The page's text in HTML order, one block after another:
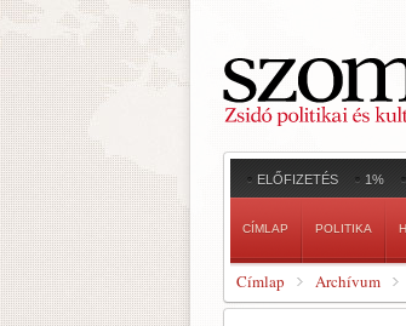
ELŐFIZETÉS 1%
CÍMLAP POLITIKA
Címlap Archívum